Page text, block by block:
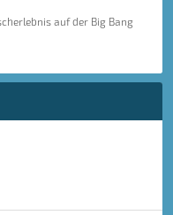
auf der Big Bang